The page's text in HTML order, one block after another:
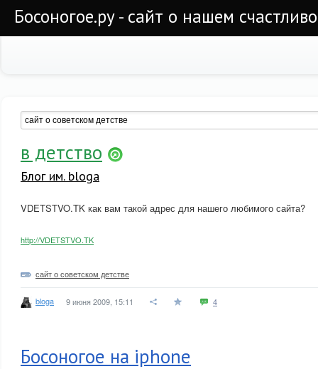
Босоногое.ру - сайт о нашем
в детство
Блог им. bloga
VDETSTVO.TK как вам такой адрес для нашего любимого сайта?
http://VDETSTVO.TK
сайт о советском детстве
bloga 9 июня 2009, 15:11 4
Босоногое на iphone